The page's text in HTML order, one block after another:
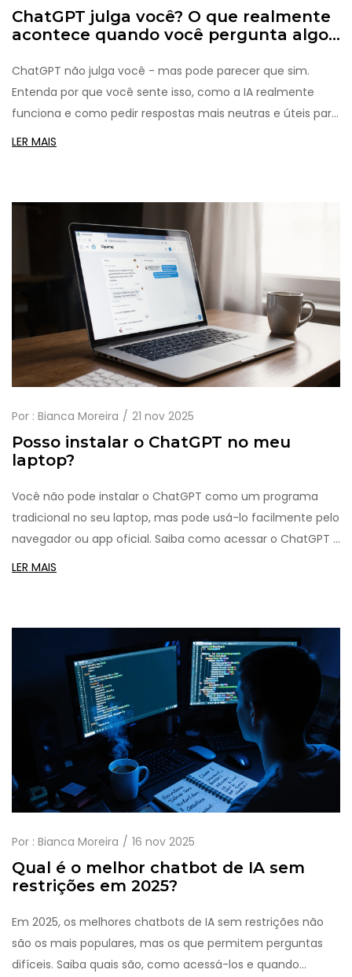
ChatGPT julga você? O que realmente
acontece quando você pergunta algo
ChatGPT não julga você - mas pode parecer que sim.
Entenda por que você sente isso, como a IA realmente
funciona e como pedir respostas mais neutras e úteis para
suas dúvidas pessoais.
LER MAIS
Por : Bianca Moreira 21 nov 2025
Posso instalar o ChatGPT no meu
laptop?
Você não pode instalar o ChatGPT como um programa
tradicional no seu laptop, mas pode usá-lo facilmente pelo
navegador ou app oficial. Saiba como acessar o ChatGPT e
alternativas offline.
LER MAIS
Por : Bianca Moreira 16 nov 2025
Qual é o melhor chatbot de IA sem
restrições em 2025?
Em 2025, os melhores chatbots de IA sem restrições não
são os mais populares, mas os que permitem perguntas
difíceis. Saiba quais são, como acessá-los e quando